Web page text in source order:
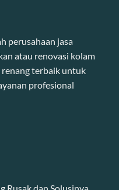
perusahaan jasa
atau renovasi kolam
renang terbaik untuk
profesional